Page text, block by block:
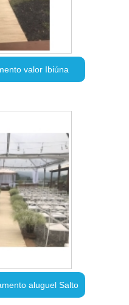
valor Ibiúna
aluguel Salto